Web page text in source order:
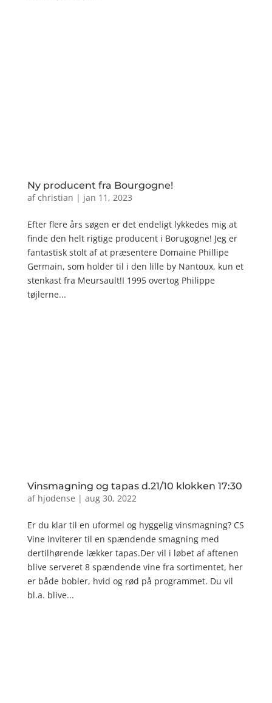
Ny producent fra Bourgogne!
afchristian | jan 11, 2023
Efter flere års søgen er det endeligt lykkedes mig at
finde den helt rigtige producent i Borugogne! Jeg er
fantastisk stolt af at præsentere Domaine Phillipe
Germain, som holder til i den lille by Nantoux, kun et
stenkast fra Meursault!I 1995 overtog Philippe
tøjlerne...
Vinsmagning og tapas d.21/10 klokken 17:30
af hjodense | aug 30, 2022
Er du klar til en uformel og hyggelig vinsmagning? CS
Vine inviterer til en spændende smagning med
dertilhørende lækker tapas.Der vil i løbet af aftenen
blive serveret 8 spændende vine fra sortimentet, her
er både bobler, hvid og rød på programmet. Du vil
bl.a. blive...